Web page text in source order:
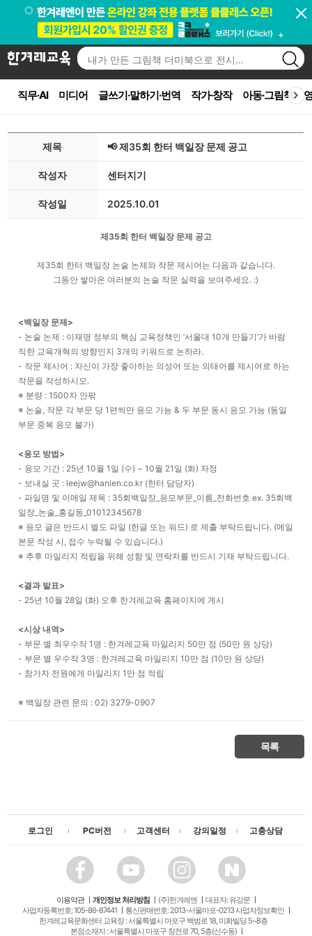
직무·AI 미디어 글쓰기·말하기·번역 작가·창작 아동·그림책
제목 📢 제35회 한터 백일장 문제 공고
작성자 센터지기
작성일 2025.10.01
제35회 한터 백일장 문제 공고
제35회 한터 백일장 논술 논제와 작문 제시어는 다음과 같습니다.
그동안 쌓아온 여러분의 논술 작문 실력을 보여주세요. :)
<백일장 문제>
- 논술 논제 : 이재명 정부의 핵심 교육정책인 ‘서울대 10개 만들기’가 바람
직한 교육개혁의 방향인지 3개의 키워드로 논하라.
- 작문 제시어 : 자신이 가장 좋아하는 의성어 또는 의태어를 제시어로 하는
작문을 작성하시오.
※ 분량 : 1500자 안팎
※ 논술, 작문 각 부문 당 1편씩만 응모 가능 & 두 부문 동시 응모 가능 (동일
부문 중복 응모 불가)
<응모 방법>
- 응모 기간 : 25년 10월 1일 (수) ~ 10월 21일 (화) 자정
- 보내실 곳 : leejw@hanien.co.kr (한터 담당자)
- 파일명 및 이메일 제목 : 35회백일장_응모부문_이름_전화번호 ex. 35회백
일장_논술_홍길동_01012345678
※ 응모 글은 반드시 별도 파일 (한글 또는 워드) 로 제출 부탁드립니다. (메일
본문 작성 시, 접수 누락될 수 있습니다.)
※ 추후 마일리지 적립을 위해 성함 및 연락처를 반드시 기재 부탁드립니다.
<결과 발표>
- 25년 10월 28일 (화) 오후 한겨레교육 홈페이지에 게시
<시상 내역>
- 부문 별 최우수작 1명 : 한겨레교육 마일리지 50만 점 (50만 원 상당)
- 부문 별 우수작 3명 : 한겨레교육 마일리지 10만 점 (10만 원 상당)
- 참가자 전원에게 마일리지 1만 점 적립
※ 백일장 관련 문의 : 02) 3279-0907
목록
로그인 PC버전 고객센터 강의일정 고충상담
이용약관 개인정보 처리방침 (주)한겨레엔
대표자: 유강문
사업자등록번호: 105-86-87441
통신판매번호: 2013-서울마포-0213 사업자정보확인
한겨레교육문화센터 교육장 : 서울특별시 마포구 백범로 18, 미화빌딩 5~8층
본점소재지 : 서울특별시 마포구 창전로 70, 5층(신수동)